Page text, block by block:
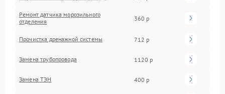
Ремонт датчика морозильного
отделения
360 р
Прочистка дренажной системы 712 р
Замена трубопровода 1120 р
Замена ТЭН 400 р